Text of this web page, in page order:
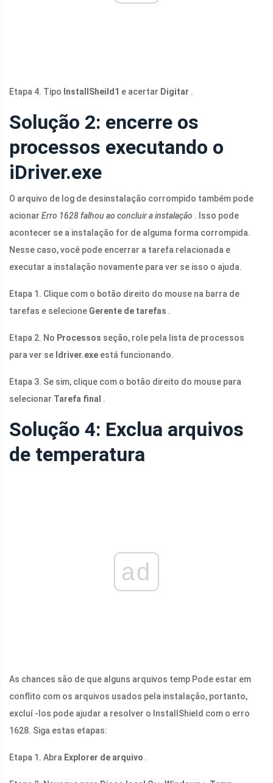
Etapa 4. Tipo InstallSheild1 e acertar Digitar .
Solução 2: encerre os
processos executando o
iDriver.exe
O arquivo de log de desinstalação corrompido também pode
acionar Erro 1628 falhou ao concluir a instalação . Isso pode
acontecer se a instalação for de alguma forma corrompida.
Nesse caso, você pode encerrar a tarefa relacionada e
executar a instalação novamente para ver se isso o ajuda.
Etapa 1. Clique com o botão direito do mouse na barra de
tarefas e selecione Gerente de tarefas .
Etapa 2. No Processos seção, role pela lista de processos
para ver se Idriver.exe está funcionando.
Etapa 3. Se sim, clique com o botão direito do mouse para
selecionar Tarefa final .
Solução 4: Exclua arquivos
de temperatura
ad
As chances são de que alguns arquivos temp Pode estar em
conflito com os arquivos usados ​​pela instalação, portanto,
excluí -los pode ajudar a resolver o InstallShield com o erro
1628. Siga estas etapas:
Etapa 1. Abra Explorer de arquivo .